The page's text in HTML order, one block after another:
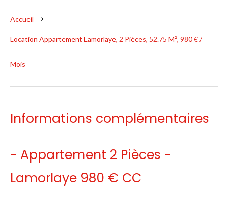
Accueil
Location Appartement Lamorlaye, 2 Pièces, 52.75 M², 980 € /
Mois
Informations complémentaires
- Appartement 2 Pièces -
Lamorlaye 980 € CC